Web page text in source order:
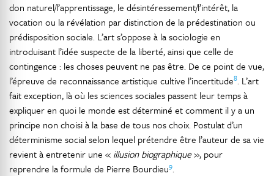
don naturel/l’apprentissage, le désintéressement/l’intérêt, la
vocation ou la révélation par distinction de la prédestination ou
prédisposition sociale. L’art s’oppose à la sociologie en
introduisant l’idée suspecte de la liberté, ainsi que celle de
contingence : les choses peuvent ne pas être. De ce point de vue,
l’épreuve de reconnaissance artistique cultive l’incertitude8. L’art
fait exception, là où les sciences sociales passent leur temps à
expliquer en quoi le monde est déterminé et comment il y a un
principe non choisi à la base de tous nos choix. Postulat d’un
déterminisme social selon lequel prétendre être l’auteur de sa vie
revient à entretenir une « illusion biographique», pour
reprendre la formule de Pierre Bourdieu9.